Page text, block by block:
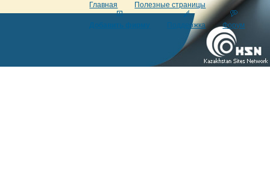
Главная Полезные страницы
Добавить фирму Поддержка Форум